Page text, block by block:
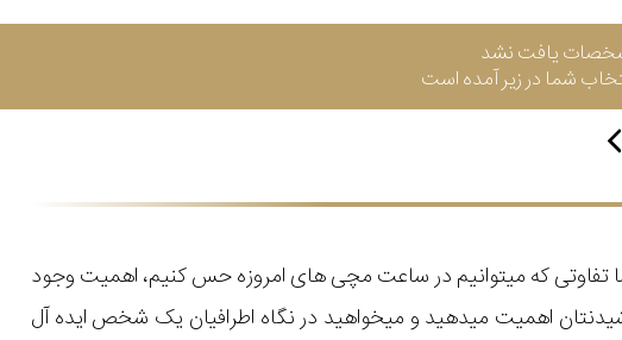
یافت نشد
شما در زیر آمده است
تفاوتی که میتوانیم در ساعت مچی های امروزه حس کنیم، اهمیت وجود
اهمیت میدهید و میخواهید در نگاه اطرافیان یک شخص ایده آل